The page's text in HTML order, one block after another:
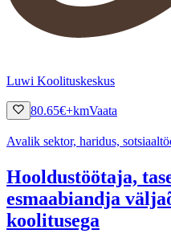
Luwi Koolituskeskus
80.65€+kmVaata
Avalik sektor, haridus,
Hooldustöötaja,
esmaabiandja
koolitusega